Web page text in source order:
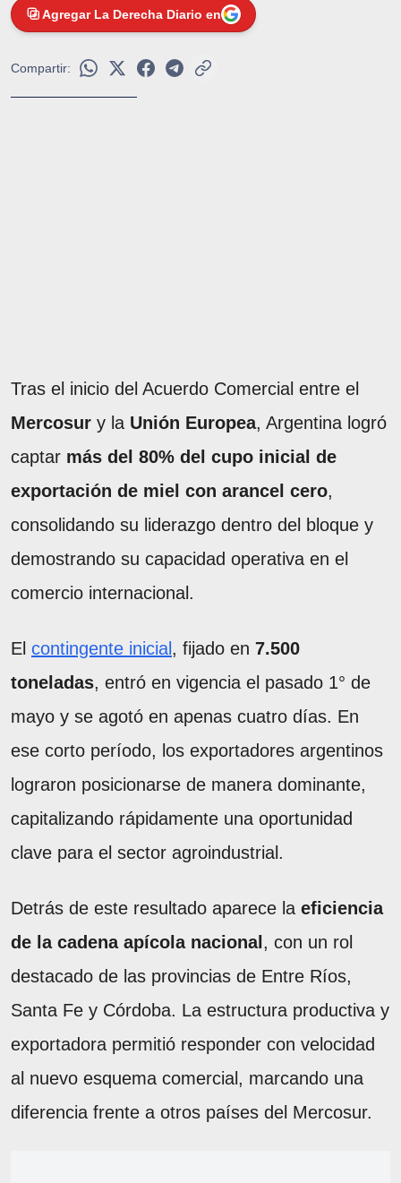
Agregar La Derecha Diario en
Compartir:
Tras el inicio del Acuerdo Comercial entre el
Mercosur y la Unión Europea, Argentina logró
captar más del 80% del cupo inicial de
exportación de miel con arancel cero,
consolidando su liderazgo dentro del bloque y
demostrando su capacidad operativa en el
comercio internacional.
El contingente inicial , fijado en 7.500
toneladas, entró en vigencia el pasado 1° de
mayo y se agotó en apenas cuatro días. En
ese corto período, los exportadores argentinos
lograron posicionarse de manera dominante,
capitalizando rápidamente una oportunidad
clave para el sector agroindustrial.
Detrás de este resultado aparece la eficiencia
de la cadena apícola nacional , con un rol
destacado de las provincias de Entre Ríos,
Santa Fe y Córdoba. La estructura productiva y
exportadora permitió responder con velocidad
al nuevo esquema comercial, marcando una
diferencia frente a otros países del Mercosur.